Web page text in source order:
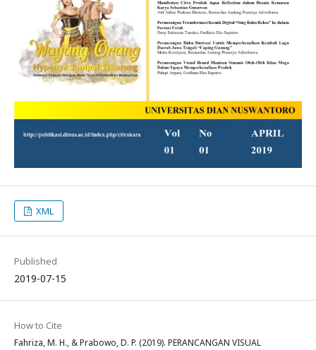
XML
Published
2019-07-15
How to Cite
Fahriza, M. H., & Prabowo, D. P. (2019). PERANCANGAN VISUAL